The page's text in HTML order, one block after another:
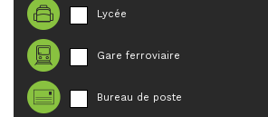
Lycée
Gare ferroviaire
Bureau de poste